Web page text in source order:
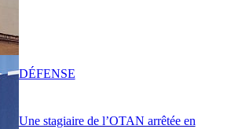
Une stagiaire de l’OTAN arrêtée en
DÉFENSE